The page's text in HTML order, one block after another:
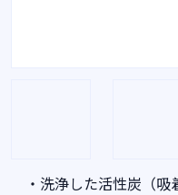
・洗浄した活性炭（